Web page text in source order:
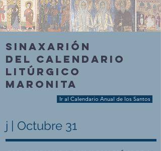
SINAXARIÓN
DEL CALENDARIO
LITÚRGICO
MARONITA
Ir al Calendario Anual de los Santos
j | Octubre 31